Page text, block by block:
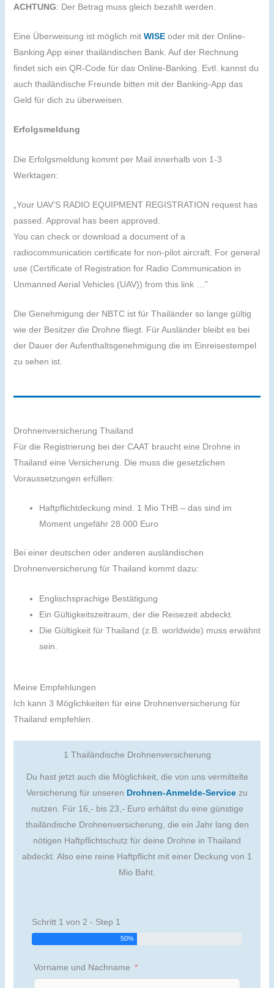
ACHTUNG: Der Betrag muss gleich bezahlt werden.
Eine Überweisung ist möglich mit WISE oder mit der Online-
Banking App einer thailändischen Bank. Auf der Rechnung
findet sich ein QR-Code für das Online-Banking. Evtl. kannst du
auch thailändische Freunde bitten mit der Banking-App das
Geld für dich zu überweisen.
Erfolgsmeldung
Die Erfolgsmeldung kommt per Mail innerhalb von 1-3
Werktagen:
„Your UAV’S RADIO EQUIPMENT REGISTRATION request has
passed. Approval has been approved.
You can check or download a document of a
radiocommunication certificate for non-pilot aircraft. For general
use (Certificate of Registration for Radio Communication in
Unmanned Aerial Vehicles (UAV)) from this link …”
Die Genehmigung der NBTC ist für Thailänder so lange gültig
wie der Besitzer die Drohne fliegt. Für Ausländer bleibt es bei
der Dauer der Aufenthaltsgenehmigung die im Einreisestempel
zu sehen ist.
Drohnenversicherung Thailand
Für die Registrierung bei der CAAT braucht eine Drohne in
Thailand eine Versicherung. Die muss die gesetzlichen
Voraussetzungen erfüllen:
Haftpflichtdeckung mind. 1 Mio THB – das sind im
Moment ungefähr 28.000 Euro
Bei einer deutschen oder anderen ausländischen
Drohnenversicherung für Thailand kommt dazu:
Englischsprachige Bestätigung
Ein Gültigkeitszeitraum, der die Reisezeit abdeckt.
Die Gültigkeit für Thailand (z.B. worldwide) muss erwähnt
sein.
Meine Empfehlungen
Ich kann 3 Möglichkeiten für eine Drohnenversicherung für
Thailand empfehlen.
1 Thailändische Drohnenversicherung
Du hast jetzt auch die Möglichkeit, die von uns vermittelte
Versicherung für unseren Drohnen-Anmelde-Service zu
nutzen. Für 16,- bis 23,- Euro erhältst du eine günstige
thailändische Drohnenversicherung, die ein Jahr lang den
nötigen Haftpflichtschutz für deine Drohne in Thailand
abdeckt. Also eine reine Haftpflicht mit einer Deckung von 1
Mio Baht.
Schritt 1 von 2 - Step 1
50%
Vorname und Nachname